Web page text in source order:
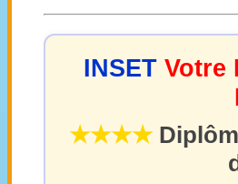
INSET Votre
★★★★